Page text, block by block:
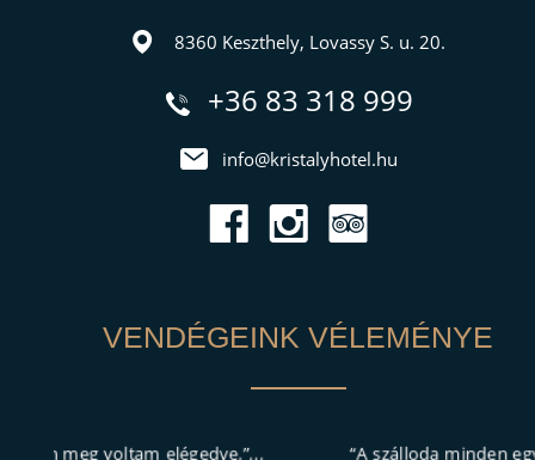
8360 Keszthely, Lovassy S. u. 20.
+36 83 318 999
info@kristalyhotel.hu
VENDÉGEINK VÉLEMÉNYE
“A szálloda minden egyes szolgáltatásával, a szállodai